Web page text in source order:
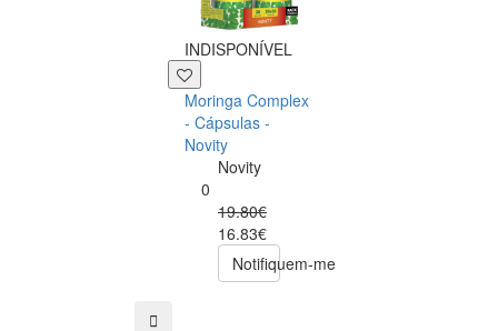
INDISPONÍVEL
Moringa Complex
- Cápsulas -
Novity
Novity
0
19.80€
16.83€
Notifiquem-me